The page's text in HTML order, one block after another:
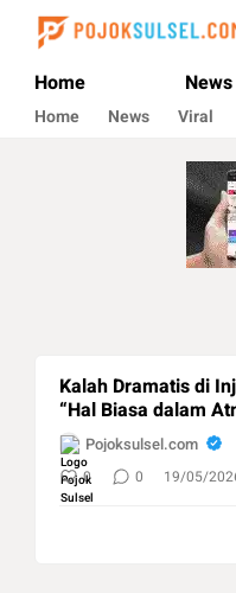
Pojoksulsel.com
Update Kabar Hits Sulsel,
Home News
Home News Viral
Kalah Dramatis di
“Hal Biasa dalam
Pojoksulsel.com
0 0 19/05/